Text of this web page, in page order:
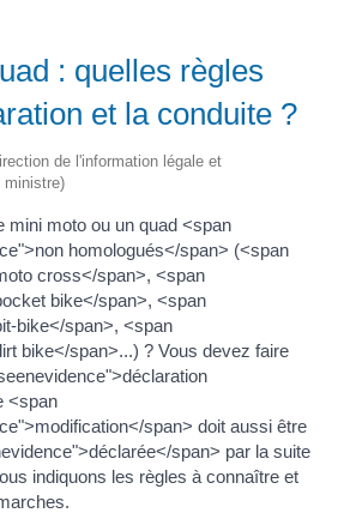
: quelles règles
et la conduite ?
de l'information légale et
ministre)
mini moto ou un quad <span
homologués</span> (<span
cross</span>, <span
bike</span>, <span
bike</span>, <span
bike</span>...) ? Vous devez faire
<span
span> doit aussi être
span> par la suite
indiquons les règles à connaître et